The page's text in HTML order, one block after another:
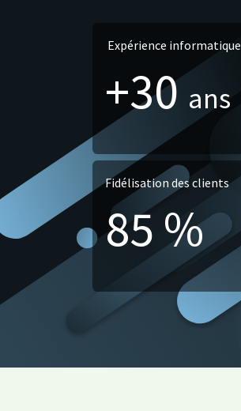
Expérience informatique
+30ans
Fidélisation des clients
85 %